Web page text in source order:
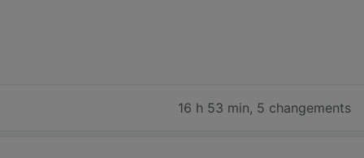
16 h 53 min, 5 changements